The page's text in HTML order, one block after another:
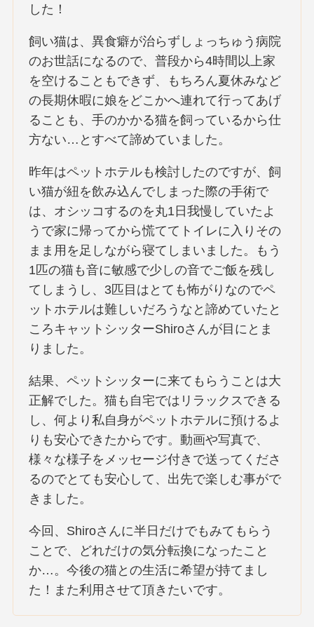
した！
飼い猫は、異食癖が治らずしょっちゅう病院
のお世話になるので、普段から4時間以上家
を空けることもできず、もちろん夏休みなど
の長期休暇に娘をどこかへ連れて行ってあげ
ることも、手のかかる猫を飼っているから仕
方ない…とすべて諦めていました。
昨年はペットホテルも検討したのですが、飼
い猫が紐を飲み込んでしまった際の手術で
は、オシッコするのを丸1日我慢していたよ
うで家に帰ってから慌ててトイレに入りその
まま用を足しながら寝てしまいました。もう
1匹の猫も音に敏感で少しの音でご飯を残し
てしまうし、3匹目はとても怖がりなのでペ
ットホテルは難しいだろうなと諦めていたと
ころキャットシッターShiroさんが目にとま
りました。
結果、ペットシッターに来てもらうことは大
正解でした。猫も自宅ではリラックスできる
し、何より私自身がペットホテルに預けるよ
りも安心できたからです。動画や写真で、
様々な様子をメッセージ付きで送ってくださ
るのでとても安心して、出先で楽しむ事がで
きました。
今回、Shiroさんに半日だけでもみてもらう
ことで、どれだけの気分転換になったこと
か…。今後の猫との生活に希望が持てまし
た！また利用させて頂きたいです。